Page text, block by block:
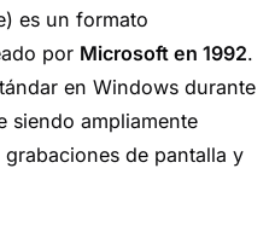
es un formato
por Microsoft en 1992.
en Windows durante
siendo ampliamente
de pantalla y